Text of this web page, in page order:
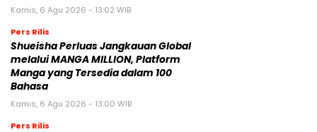
Kamis, 6 Agu 2026 - 13:02 WIB
Pers Rilis
Shueisha Perluas Jangkauan Global
melalui MANGA MILLION, Platform
Manga yang Tersedia dalam 100
Bahasa
Kamis, 6 Agu 2026 - 13:00 WIB
Pers Rilis